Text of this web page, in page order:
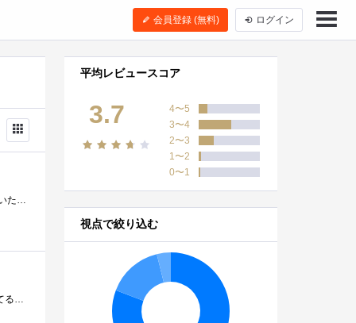
会員登録 (無料) ログイン
SFや、フィクション小説という枠にとらわれない傑作。 この版は、ハードカバーで、ピンクが主体の装丁。花を描いたイラストが綺麗です�...
5年ほど前に買いました。片付けの思考法を教えてくれる本です。今では、アメリカのamazonで人気一位になったりしてるそうです。■ 良いとこ�...
平均レビュースコア
3.7
4〜5
3〜4
2〜3
1〜2
0〜1
視点で絞り込む